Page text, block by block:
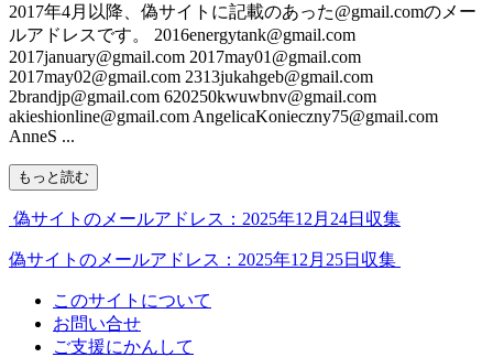
2017年4月以降、偽サイトに記載のあった@gmail.comのメー
ルアドレスです。 2016energytank@gmail.com
2017january@gmail.com 2017may01@gmail.com
2017may02@gmail.com 2313jukahgeb@gmail.com
2brandjp@gmail.com 620250kwuwbnv@gmail.com
akieshionline@gmail.com AngelicaKonieczny75@gmail.com
AnneS ...
もっと読む
偽サイトのメールアドレス：2025年12月24日収集
偽サイトのメールアドレス：2025年12月25日収集
このサイトについて
お問い合せ
ご支援にかんして